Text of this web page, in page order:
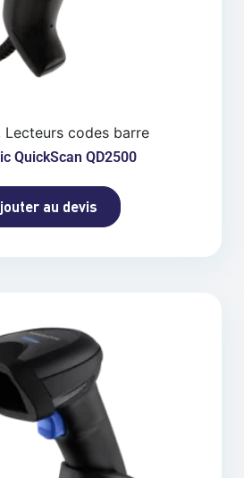
Lecteurs codes barre
QuickScan QD2500
au devis